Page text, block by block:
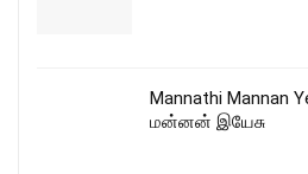
Mannathi Mannan
மன்னன் இயேசு